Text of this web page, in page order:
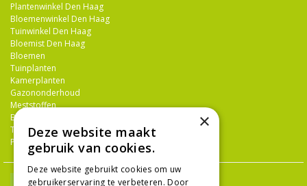
Plantenwinkel Den Haag
Bloemenwinkel Den Haag
Tuinwinkel Den Haag
Bloemist Den Haag
Bloemen
Tuinplanten
Kamerplanten
Gazononderhoud
Meststoffen
Bestrijdingsmiddelen
Tuingereedschap
Potterie
×
Deze website maakt
gebruik van cookies.
Deze website gebruikt cookies om uw
gebruikerservaring te verbeteren. Door